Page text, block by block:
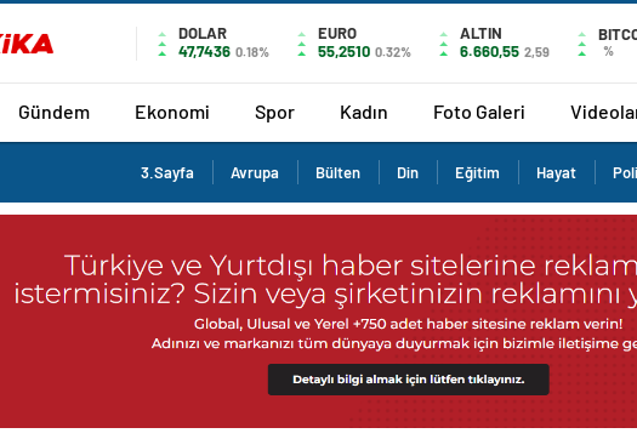
DOLAR
47,7436 0.18%
EURO
55,2510 0.32%
ALTIN
6.660,55 2,59 %
Gündem Ekonomi Spor Kadın Foto Galeri
3.Sayfa Avrupa Bülten Din Eğitim Hayat